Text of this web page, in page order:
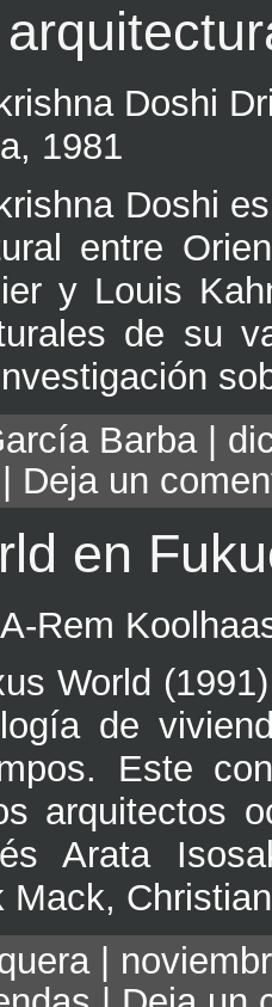
Doshi
1981
Doshi
entre
y Louis
de su
Barba |
Deja un
en
Rem
World
de
Este
arquitectos
Arata
Mack,
|